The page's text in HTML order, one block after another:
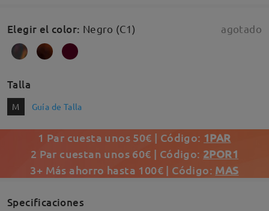
Elegir el color: Negro (C1) agotado
Talla
M Guía de Talla
1 Par cuesta unos 50€ | Código: 1PAR
2 Par cuestan unos 60€ | Código: 2POR1
3+ Más ahorro hasta 100€ | Código: MAS
Specificaciones